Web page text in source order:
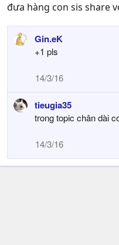
đưa hàng con sis share
Gin.eK
+1 pls
14/3/16
tieugia35
trong topic chân dài
14/3/16